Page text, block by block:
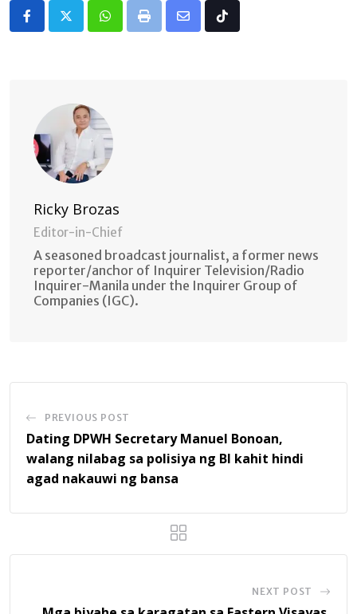
Whatsapp
Print
Share Tiktok
Ricky Brozas
Editor-in-Chief
A seasoned broadcast journalist, a former news
reporter/anchor of Inquirer Television/Radio
Inquirer-Manila under the Inquirer Group of
Companies (IGC).
PREVIOUS POST
Dating DPWH Secretary Manuel Bonoan,
walang nilabag sa polisiya ng BI kahit hindi
agad nakauwi ng bansa
NEXT POST